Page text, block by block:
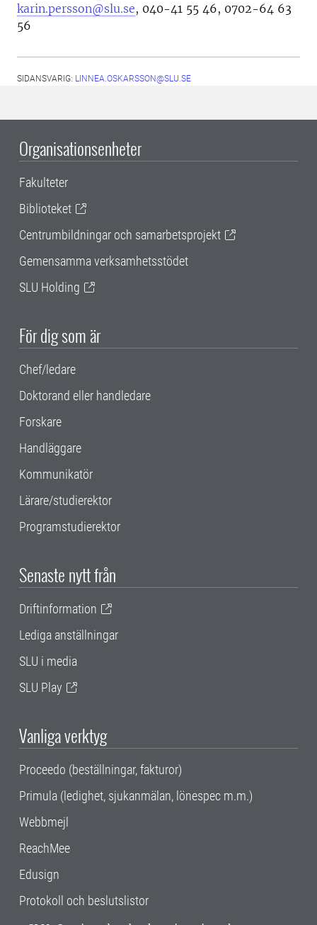
karin.persson@slu.se, 040-41 55 46, 0702-64 63
56
SIDANSVARIG: LINNEA.OSKARSSON@SLU.SE
Organisationsenheter
Fakulteter
Biblioteket
Centrumbildningar och samarbetsprojekt
Gemensamma verksamhetsstödet
SLU Holding
För dig som är
Chef/ledare
Doktorand eller handledare
Forskare
Handläggare
Kommunikatör
Lärare/studierektor
Programstudierektor
Senaste nytt från
Driftinformation
Lediga anställningar
SLU i media
SLU Play
Vanliga verktyg
Proceedo (beställningar, fakturor)
Primula (ledighet, sjukanmälan, lönespec m.m.)
Webbmejl
ReachMee
Edusign
Protokoll och beslutslistor